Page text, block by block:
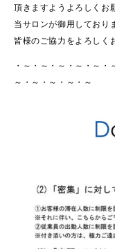
頂きますようよろしくお
当サロンが御用しており
皆様のご協力をよろしく
・～・～・～・～・～・
～・～・～・～・～